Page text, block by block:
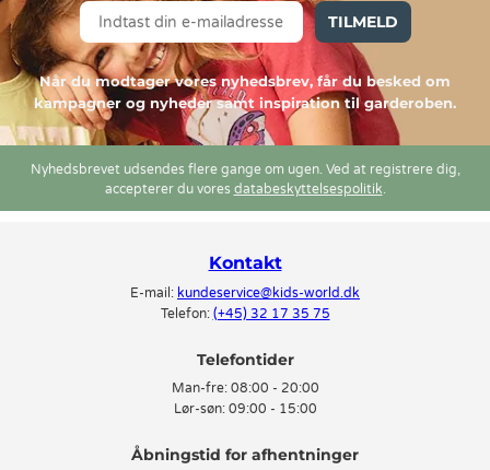
ind på, hvad du vælger, såsom at En Fant nederdelen er behagelig,
holdbar og slidstærk. En Fant nederdele opfylder disse krav, så dit barn
vil helt sikkert blive glad for sin nye En Fant nederdel.
TILMELD
Når du modtager vores nyhedsbrev, får du besked om
kampagner og nyheder samt inspiration til garderoben.
Nyhedsbrevet udsendes flere gange om ugen. Ved at registrere dig,
accepterer du vores databeskyttelsespolitik.
Kontakt
E-mail: kundeservice@kids-world.dk
Telefon: (+45) 32 17 35 75
Telefontider
Man-fre: 08:00 - 20:00
Lør-søn: 09:00 - 15:00